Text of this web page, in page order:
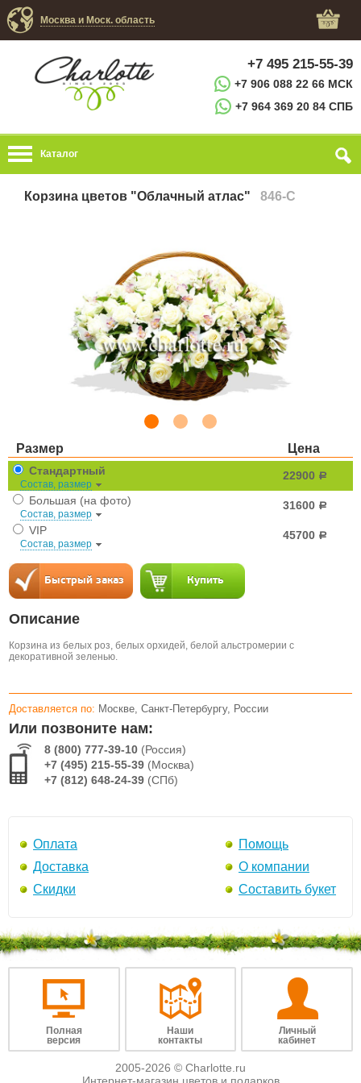
Москва и Моск. область
+7 495 215-55-39
+7 906 088 22 66 МСК
+7 964 369 20 84 СПБ
Каталог
Корзина цветов "Облачный атлас" 846-C
Размер Цена
Стандартный
Состав, размер
22900 a
Большая (на фото)
Состав, размер
31600 a
VIP
Состав, размер
45700 a
Описание
Корзина из белых роз, белых орхидей, белой альстромерии с
декоративной зеленью.
Доставляется по: Москве, Санкт-Петербургу, России
Или позвоните нам:
8 (800) 777-39-10 (Россия)
+7 (495) 215-55-39 (Москва)
+7 (812) 648-24-39 (СПб)
Оплата
Доставка
Скидки
Помощь
О компании
Составить букет
Полная
версия
Наши
контакты
Личный
кабинет
2005-2026 © Charlotte.ru